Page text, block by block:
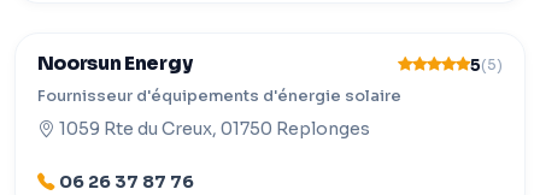
Noorsun Energy 5(5)
Fournisseur d'équipements d'énergie solaire
1059 Rte du Creux, 01750 Replonges
06 26 37 87 76